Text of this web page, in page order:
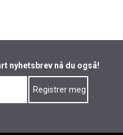
nyhetsbrev nå du også!